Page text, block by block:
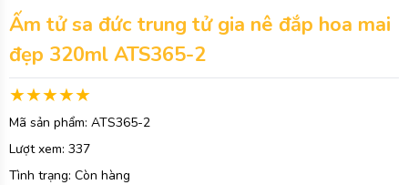
Ấm tử sa đức trung tử gia nê đắp hoa mai
đẹp 320ml ATS365-2
Mã sản phẩm: ATS365-2
Lượt xem: 337
Tình trạng: Còn hàng